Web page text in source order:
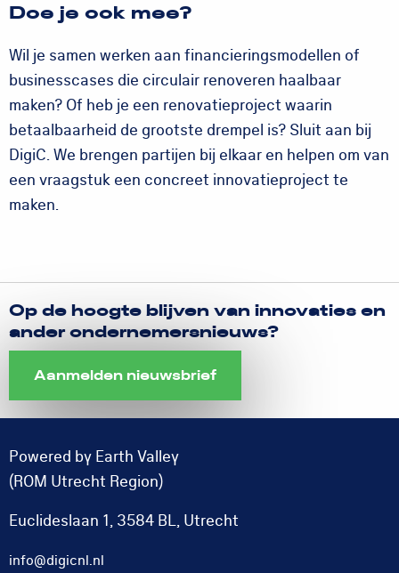
Doe je ook mee?
Wil je samen werken aan financieringsmodellen of
businesscases die circulair renoveren haalbaar
maken? Of heb je een renovatieproject waarin
betaalbaarheid de grootste drempel is? Sluit aan bij
DigiC. We brengen partijen bij elkaar en helpen om van
een vraagstuk een concreet innovatieproject te
maken.
Op de hoogte blijven van innovaties en
ander ondernemersnieuws?
Aanmelden nieuwsbrief
Powered by Earth Valley
(ROM Utrecht Region)
Euclideslaan 1, 3584 BL, Utrecht
info@digicnl.nl